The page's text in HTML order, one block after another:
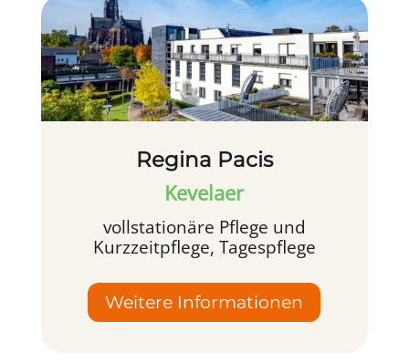
Regina Pacis
Kevelaer
vollstationäre Pflege und
Kurzzeitpflege, Tagespflege
Weitere Informationen